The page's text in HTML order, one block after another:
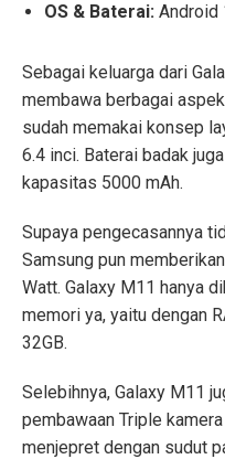
OS & Baterai: Android
Sebagai keluarga dari
membawa berbagai
sudah memakai konsep
6.4 inci. Baterai badak
kapasitas 5000 mAh.
Supaya pengecasannya
Samsung pun
Watt. Galaxy M11 hanya
memori ya, yaitu dengan
32GB.
Selebihnya, Galaxy M11
pembawaan Triple
menjepret dengan sudut